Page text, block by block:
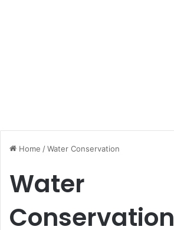
Home /Water Conservation
Water
Conservation